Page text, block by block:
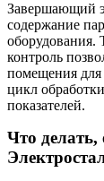
Завершающий
содержание
оборудования.
контроль
помещения
цикл
показателей.
Что делать,